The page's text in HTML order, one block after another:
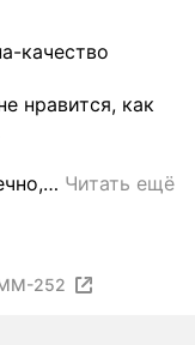
качество
нравится, как
… Читать ещё
252